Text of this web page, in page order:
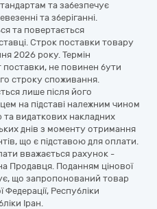
та забезпечує
та зберіганні.
та повертається
Строк поставки товару
2026 року. Термін
поставки, не повинен бути
строку споживання.
лише після його
на підставі належним чином
видаткових накладних
днів з моменту отримання
що є підставою для оплати.
вважається рахунок -
Продавця. Поданням цінової
що запропонований товар
Республіки
Іран.